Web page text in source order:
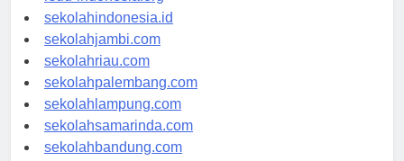
rsud-indonesia.org
sekolahindonesia.id
sekolahjambi.com
sekolahriau.com
sekolahpalembang.com
sekolahlampung.com
sekolahsamarinda.com